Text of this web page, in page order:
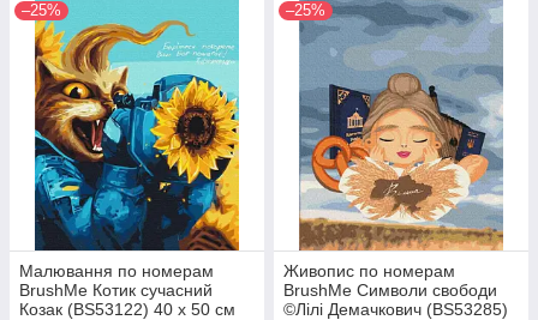
–25%
Малювання по номерам
BrushMe Котик сучасний
Козак (BS53122) 40 х 50 см
–25%
Живопис по номерам
BrushMe Символи свободи
©Лілі Демачкович (BS53285)